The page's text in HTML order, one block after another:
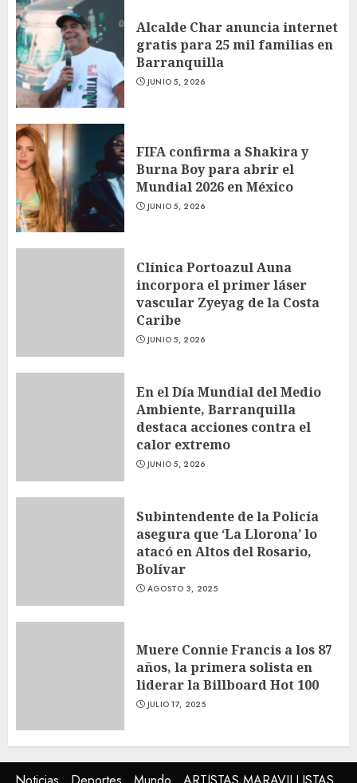
Alcalde Char anuncia internet
gratis para 25 mil familias en
Barranquilla
JUNIO 5, 2026
FIFA confirma a Shakira y
Burna Boy para abrir el
Mundial 2026 en México
JUNIO 5, 2026
Clínica Portoazul Auna
incorpora el primer láser
vascular Zyeyag de la Costa
Caribe
JUNIO 5, 2026
En el Día Mundial del Medio
Ambiente, Barranquilla
destaca acciones contra el
calor extremo
JUNIO 5, 2026
Subintendente de la Policía
asegura que ‘La Llorona’ lo
atacó en Altos del Rosario,
Bolívar
AGOSTO 3, 2025
Muere Connie Francis a los 87
años, la primera solista en
liderar la Billboard Hot 100
JULIO 17, 2025